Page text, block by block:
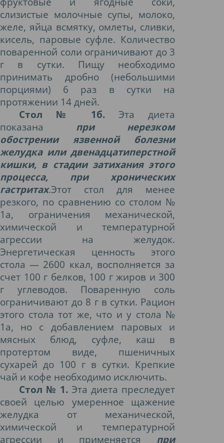
слизистые молочные супы, молоко,
желе, яйца всмятку, омлеты, сливки,
кисель, паровые суфле. Количество
поваренной соли ограничивают до 3
г в сутки. Пищу необходимо
принимать дробно (небольшими
порциями) 6 раз в сутки на
протяжении 14 дней.
Стол № 1б.
Эта диета
показана
при нерезком
обострении язвенной болезни
желудка или двенадцатиперстной
кишки, в стадии затихания этого
процесса, при хронических
гастритах.Этот стол для менее
резкого, по сравнению со столом №
1а, ограничения механической,
химической и температурной
агрессии на желудок.
Энергетическая ценность этого
стола — 2600 ккал, восполняется за
счет 100 г белков, 100 г жиров и 300
г углеводов. Поваренную соль
ограничивают до 8 г в сутки. Рацион
этого стола тот же, что и у стола №
1а, но с добавлением паровых и
мясных блюд, суфле, каш в
протертом виде, пшеничных
сухарей до 100 г в сутки. Крепкие
чай и кофе необходимо исключить.
Стол № 1. Эта диета преследует
своей целью умеренное щажение
желудка от механической,
химической и температурной
агрессии и применяется
при